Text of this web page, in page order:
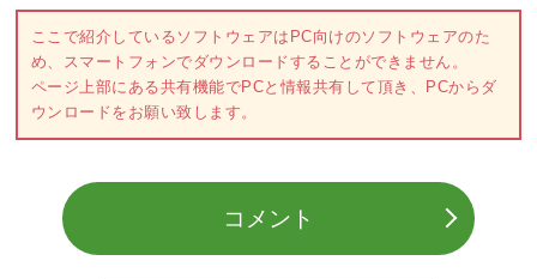
ここで紹介しているソフトウェアはPC向けのソフトウェアのた
め、スマートフォンでダウンロードすることができません。
ページ上部にある共有機能でPCと情報共有して頂き、PCからダ
ウンロードをお願い致します。
コメント